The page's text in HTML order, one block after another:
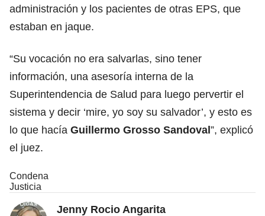
administración y los pacientes de otras EPS, que
estaban en jaque.
“Su vocación no era salvarlas, sino tener
información, una asesoría interna de la
Superintendencia de Salud para luego pervertir el
sistema y decir ‘mire, yo soy su salvador’, y esto es
lo que hacía Guillermo Grosso Sandoval”, explicó
el juez.
Condena
Justicia
Jenny Rocio Angarita